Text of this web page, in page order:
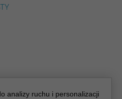
analizy ruchu i personalizacji